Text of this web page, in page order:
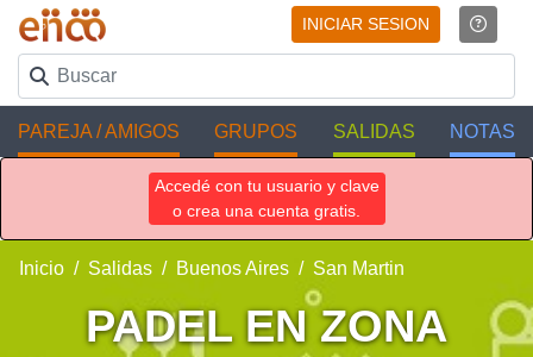
INICIAR SESION
PAREJA / AMIGOS GRUPOS SALIDAS NOTAS
Accedé con tu usuario y clave
o crea una cuenta gratis.
Inicio Salidas Buenos Aires San Martin
PADEL EN ZONA